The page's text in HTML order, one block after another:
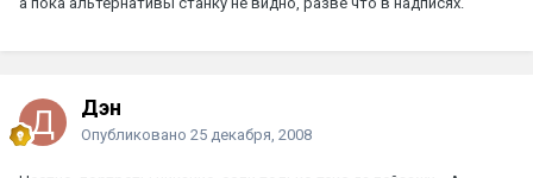
Дэн
Опубликовано 25 декабря, 2008